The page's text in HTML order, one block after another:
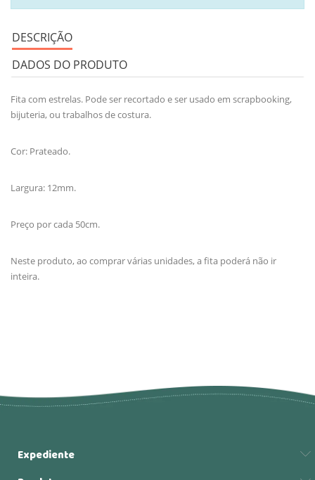
DESCRIÇÃO
DADOS DO PRODUTO
Fita com estrelas. Pode ser recortado e ser usado em scrapbooking,
bijuteria, ou trabalhos de costura.
Cor: Prateado.
Largura: 12mm.
Preço por cada 50cm.
Neste produto, ao comprar várias unidades, a fita poderá não ir
inteira.
Expediente